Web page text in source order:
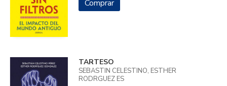
Comprar
TARTESO
SEBASTIN CELESTINO, ESTHER
RODRGUEZ ES